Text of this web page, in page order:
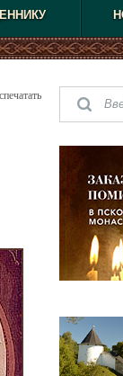
подобные сцены, но